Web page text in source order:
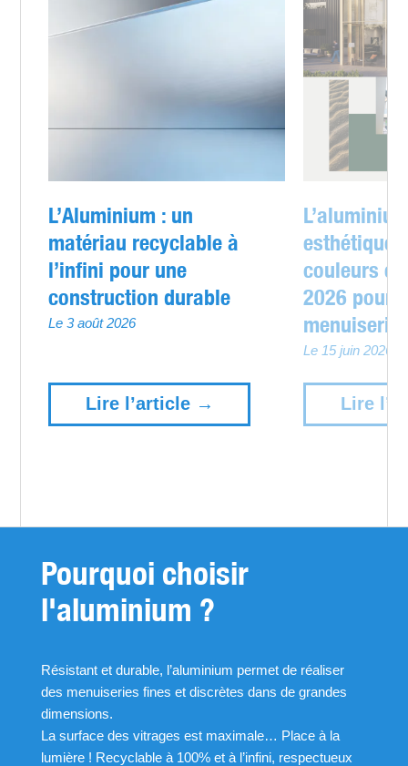
L’Aluminium : un
matériau recyclable à
l’infini pour une
construction durable
Le 3 août 2026
Lire l’article →
esthétique
couleurs et
2026 pour
Le 15 juin 2026
Lire
Pourquoi choisir
l'aluminium ?
Résistant et durable, l’aluminium permet de réaliser
des menuiseries fines et discrètes dans de grandes
dimensions.
La surface des vitrages est maximale… Place à la
lumière ! Recyclable à 100% et à l’infini, respectueux